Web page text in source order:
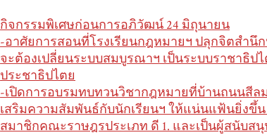
กิจกรรมพิเศษก่อนการอภิวัฒน์ 24 มิถุนายน
-อาศัยการสอนที่โรงเรียนกฎหมายฯ ปลุกจิตสำนึ
จะต้องเปลี่ยนระบบสมบูรณาฯ เป็นระบบราชาธิ
ประชาธิปไตย
-เปิดการอบรมทบทวนวิชากฎหมายที่บ้านถนนสี
เสริมความสัมพันธ์กับนักเรียนฯ ให้แน่นแฟ้นยิ่งขึ้
สมาชิกคณะราษฎรประเภท ดี 1. และเป็นผู้สนับส